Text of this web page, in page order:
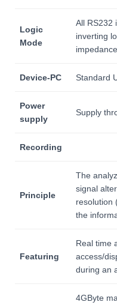
Logic
Mode
All RS232
inverting
Device-PC Standard
Power
supply
Supply
Recording
Principle
The
signal
resolution
the
Featuring
Real time
access/
during an
4GByte